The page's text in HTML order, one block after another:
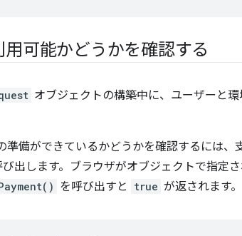
可能かどうかを確認する
オブジェクトの構築中に、ユーザーと
準備ができているかどうかを確認するには、
び出します。ブラウザがオブジェクトで指定
を呼び出すと true が返されます。